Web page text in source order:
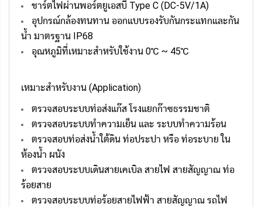
ชาร์ตไฟผ่านพอร์ตยูเอสบี Type C (DC-5V/1A)
อุปกรณ์กล้องทนทาน ออกแบบรองรับกันกระแทกและกัน
น้ำ มาตรฐาน IP68
อุณหภูมิที่เหมาะสำหรับใช้งาน 0℃ ~ 45℃
เหมาะสำหรับงาน (Application)
ตรวจสอบระบบท่อส่งแก๊ส โรงแยกก๊าซธรรมชาติ
ตรวจสอบระบบทำความเย็น และ ระบบทำความร้อน
ตรวจสอบท่อส่งน้ำใต้ดิน ท่อประปา หรือ ท่อระบาย ใน
ห้องน้ำ ผนัง
ตรวจสอบระบบเดินสายเคเบิล สายไฟ สายสัญญาณ ท่อ
ร้อยสาย
ตรวจสอบระบบท่อร้อยสายไฟฟ้า สายสัญญาณ รถไฟ